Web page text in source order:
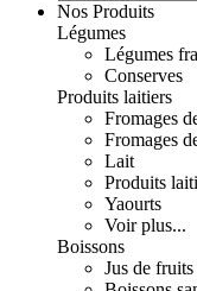
Nos Produits
Légumes
Légumes
Conserves
Produits laitiers
Fromages
Fromages
Lait
Produits
Yaourts
Voir plus...
Boissons
Jus de fruits